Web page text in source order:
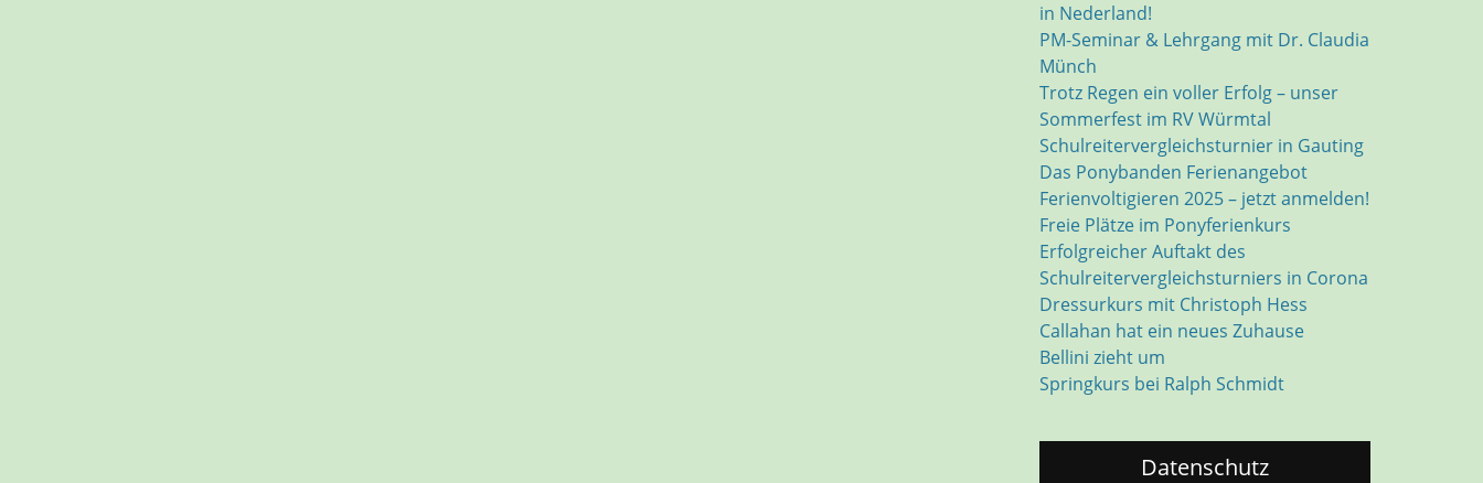
in Nederland!
PM-Seminar & Lehrgang mit Dr. Claudia
Münch
Trotz Regen ein voller Erfolg – unser
Sommerfest im RV Würmtal
Schulreitervergleichsturnier in Gauting
Das Ponybanden Ferienangebot
Ferienvoltigieren 2025 – jetzt anmelden!
Freie Plätze im Ponyferienkurs
Erfolgreicher Auftakt des
Schulreitervergleichsturniers in Corona
Dressurkurs mit Christoph Hess
Callahan hat ein neues Zuhause
Bellini zieht um
Springkurs bei Ralph Schmidt
Datenschutz